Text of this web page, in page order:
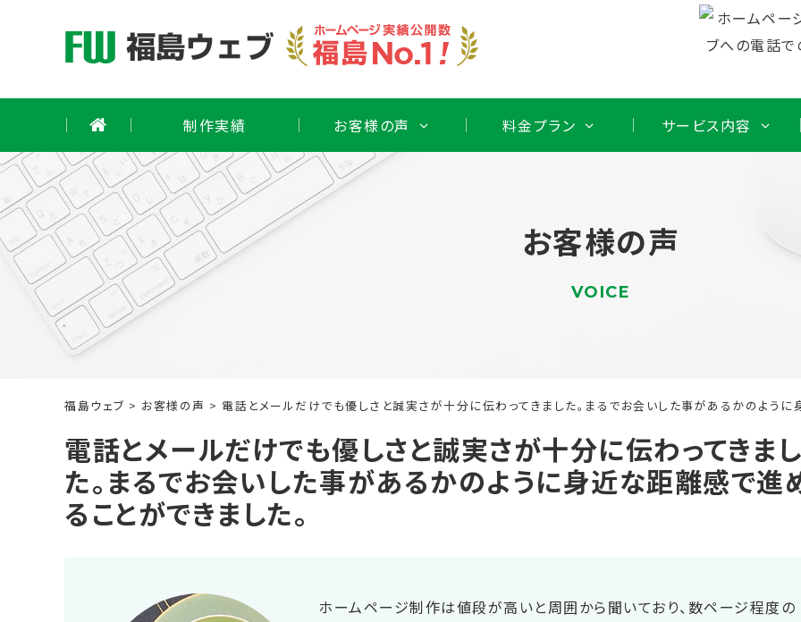
制作実績 お客様の声 料金プラン サービス内容
お客様の声
VOICE
福島ウェブ > お客様の声 > 電話とメールだけでも優しさと誠実さが十分に伝わってきました。まるでお会いした事があるかのように
電話とメールだけでも優しさと誠実さが十分に伝わってきまし
た。まるでお会いした事があるかのように身近な距離感で進
ることができました。
ホームページ制作は値段が高いと周囲から聞いており、数ページ程度の